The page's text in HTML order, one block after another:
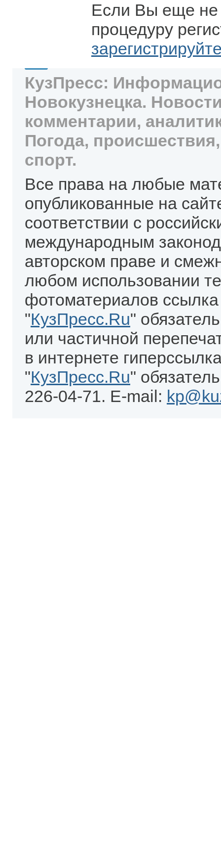
Если Вы еще не
процедуру
КузПресс:
Новокузнецка.
комментарии,
Погода,
спорт.
Все права на любые
опубликованные на
соответствии с
международным
авторском праве и
любом использовании
фотоматериалов
"КузПресс.Ru"
или частичной
в интернете
"КузПресс.Ru"
226-04-71. E-mail: